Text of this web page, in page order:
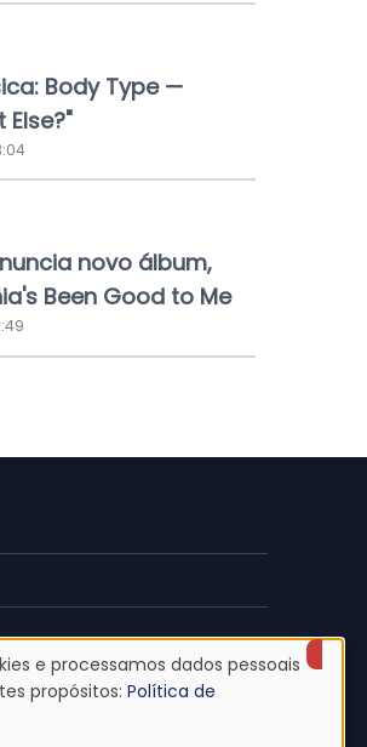
Body Type —
Else?"
novo álbum,
Been Good to Me
e processamos dados pessoais
propósitos: Política de